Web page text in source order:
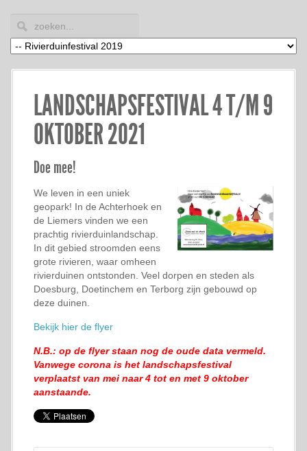
LANDSCHAPSFESTIVAL 4 T/M 9
OKTOBER 2021
Doe mee!
We leven in een uniek
geopark! In de Achterhoek en
de Liemers vinden we een
prachtig rivierduinlandschap.
In dit gebied stroomden eens
grote rivieren, waar omheen
rivierduinen ontstonden. Veel dorpen en steden als
Doesburg, Doetinchem en Terborg zijn gebouwd op
deze duinen.
Bekijk hier de flyer
N.B.: op de flyer staan nog de oude data vermeld.
Vanwege corona is het landschapsfestival
verplaatst van mei naar 4 tot en met 9 oktober
aanstaande.